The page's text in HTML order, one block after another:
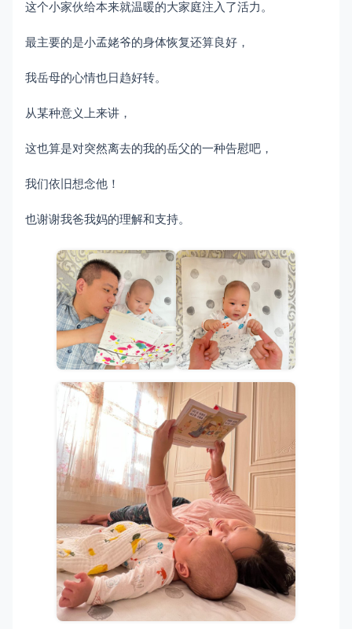
这个小家伙给本来就温暖的大家庭注入了活力。
最主要的是小孟姥爷的身体恢复还算良好，
我岳母的心情也日趋好转。
从某种意义上来讲，
这也算是对突然离去的我的岳父的一种告慰吧，
我们依旧想念他！
也谢谢我爸我妈的理解和支持。